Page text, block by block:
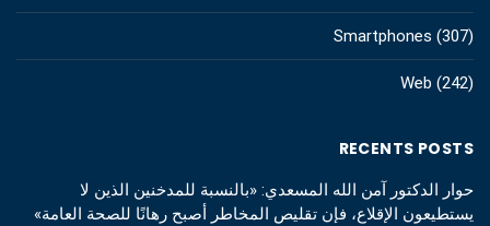
Smartphones (307)
Web (242)
RECENTS POSTS
حوار الدكتور آمن الله المسعدي: «بالنسبة للمدخنين الذين لا
يستطيعون الإقلاع، فإن تقليص المخاطر أصبح رهانًا للصحة العامة»